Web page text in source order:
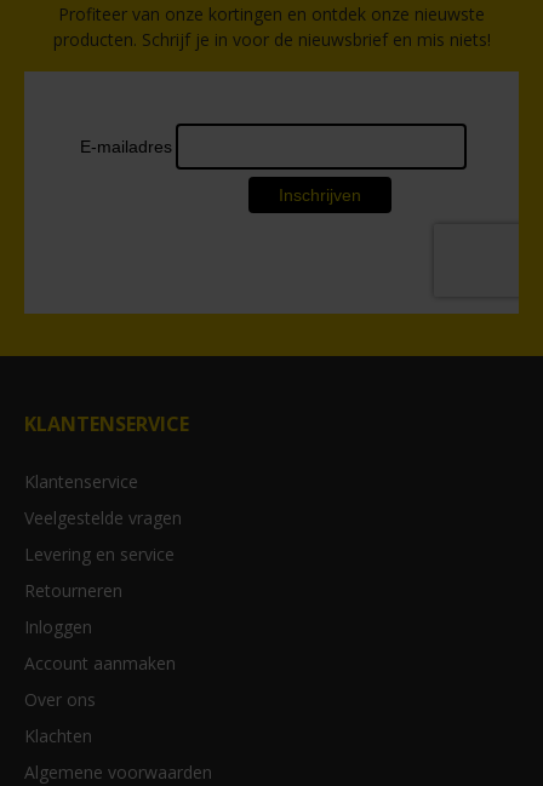
Profiteer van onze kortingen en ontdek onze nieuwste
producten. Schrijf je in voor de nieuwsbrief en mis niets!
KLANTENSERVICE
Klantenservice
Veelgestelde vragen
Levering en service
Retourneren
Inloggen
Account aanmaken
Over ons
Klachten
Algemene voorwaarden